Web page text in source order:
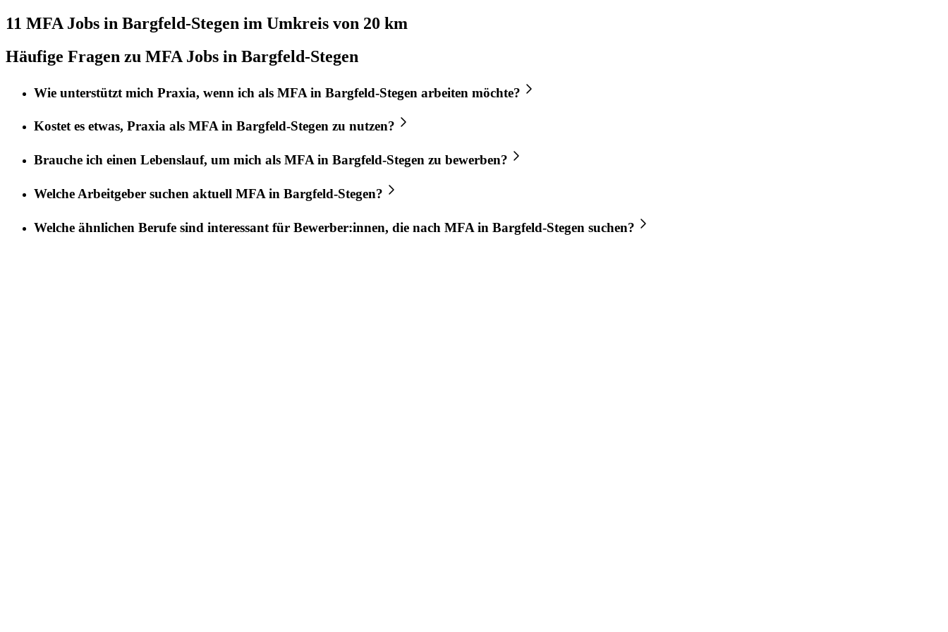
11 MFA Jobs in Bargfeld-Stegen im Umkreis von 20 km
Häufige Fragen zu MFA Jobs in Bargfeld-Stegen
Wie unterstützt mich Praxia, wenn ich als MFA in Bargfeld-Stegen arbeiten möchte?
Kostet es etwas, Praxia als MFAin Bargfeld-Stegen zu nutzen?
Brauche ich einen Lebenslauf, um mich als MFA in Bargfeld-Stegen zu bewerben?
Welche Arbeitgeber suchen aktuell MFA in Bargfeld-Stegen?
Welche ähnlichen Berufe sind interessant für Bewerber:innen, die nach MFA in Bargfeld-Stegen suchen?